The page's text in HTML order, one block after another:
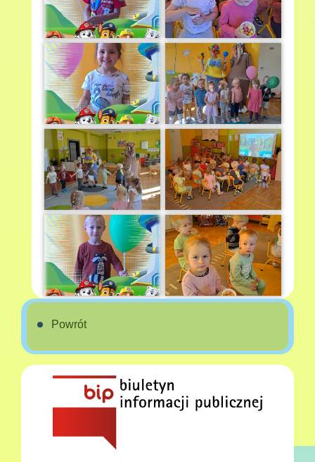
Powrót